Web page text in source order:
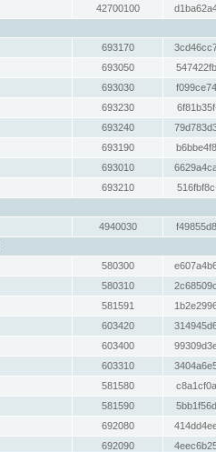
42700100
693170
693050
693030
693230
693240
693190
693010
693210
4940030
580300
580310
581591
603420
603400
603310
581580
581590
692080
692090